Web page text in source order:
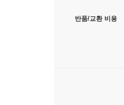
반품/교환 비용